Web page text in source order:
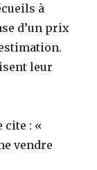
à
d’un prix
leur
cite : «
vendre